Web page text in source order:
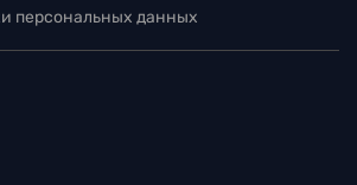
персональных данных